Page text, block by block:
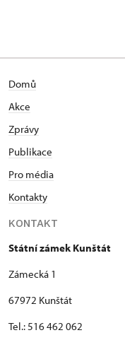
Domů
Akce
Zprávy
Publikace
Pro média
Kontakty
KONTAKT
Státní zámek Kunštát
Zámecká 1
67972 Kunštát
Tel.: 516 462 062